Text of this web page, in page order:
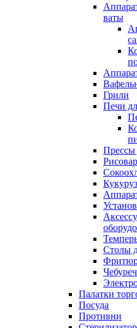
ваты
Грили
Печи
Прессы
Столы
Палатки
Посуда
Противни